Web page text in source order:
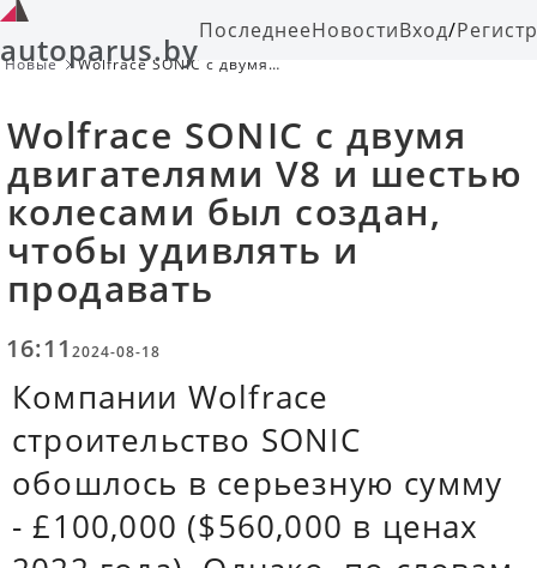
autoparus.byПоследнееНовостиВход/
Новые
Wolfrace SONIC с двумя
продавать
Wolfrace SONIC с двумя
двигателями V8 и шестью
колесами был создан,
чтобы удивлять и
продавать
16:11 2024-08-18
Компании Wolfrace
строительство SONIC
обошлось в серьезную сумму
- £100,000 ($560,000 в ценах